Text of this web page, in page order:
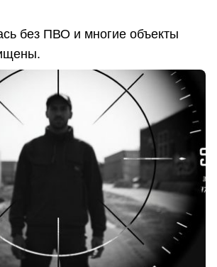
без ПВО и многие объекты